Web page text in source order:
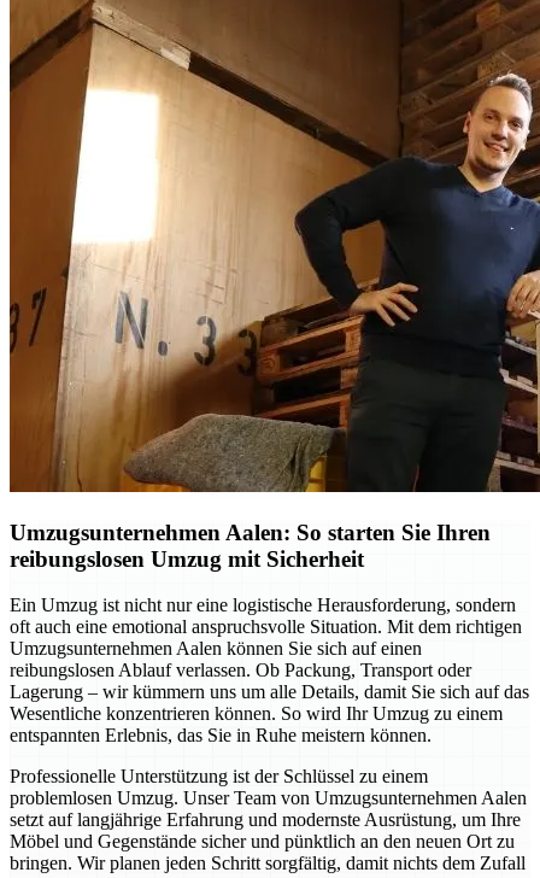
Umzugsunternehmen Aalen: So starten Sie Ihren
reibungslosen Umzug mit Sicherheit
Ein Umzug ist nicht nur eine logistische Herausforderung, sondern
oft auch eine emotional anspruchsvolle Situation. Mit dem richtigen
Umzugsunternehmen Aalen können Sie sich auf einen
reibungslosen Ablauf verlassen. Ob Packung, Transport oder
Lagerung – wir kümmern uns um alle Details, damit Sie sich auf das
Wesentliche konzentrieren können. So wird Ihr Umzug zu einem
entspannten Erlebnis, das Sie in Ruhe meistern können.
Professionelle Unterstützung ist der Schlüssel zu einem
problemlosen Umzug. Unser Team von Umzugsunternehmen Aalen
setzt auf langjährige Erfahrung und modernste Ausrüstung, um Ihre
Möbel und Gegenstände sicher und pünktlich an den neuen Ort zu
bringen. Wir planen jeden Schritt sorgfältig, damit nichts dem Zufall